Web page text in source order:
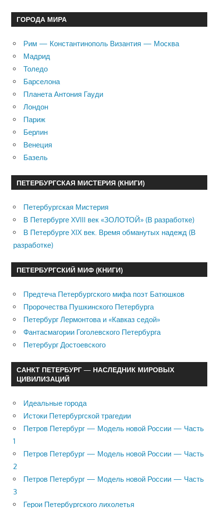
ГОРОДА МИРА
Рим — Константинополь Византия — Москва
Мадрид
Толедо
Барселона
Планета Антония Гауди
Лондон
Париж
Берлин
Венеция
Базель
ПЕТЕРБУРГСКАЯ МИСТЕРИЯ (КНИГИ)
Петербургская Мистерия
В Петербурге XVIII век «ЗОЛОТОЙ» (В разработке)
В Петербурге XIX век. Время обманутых надежд (В
разработке)
ПЕТЕРБУРГСКИЙ МИФ (КНИГИ)
Предтеча Петербургского мифа поэт Батюшков
Пророчества Пушкинского Петербурга
Петербург Лермонтова и «Кавказ седой»
Фантасмагории Гоголевского Петербурга
Петербург Достоевского
САНКТ ПЕТЕРБУРГ — НАСЛЕДНИК МИРОВЫХ
ЦИВИЛИЗАЦИЙ
Идеальные города
Истоки Петербургской трагедии
Петров Петербург — Модель новой России — Часть
1
Петров Петербург — Модель новой России — Часть
2
Петров Петербург — Модель новой России — Часть
3
Герои Петербургского лихолетья